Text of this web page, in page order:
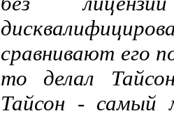
сравнивают его
то делал
Тайсон - самый